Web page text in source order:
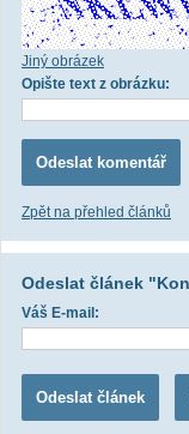
Jiný obrázek
Opište text z obrázku:
Zpět na přehled článků
Odeslat článek
Váš E-mail: